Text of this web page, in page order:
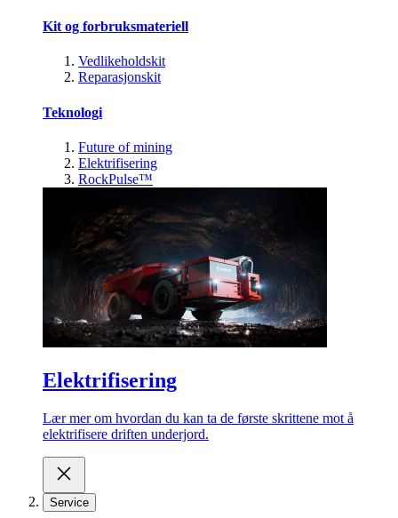
Kit og forbruksmateriell
Vedlikeholdskit
Reparasjonskit
Teknologi
Future of mining
Elektrifisering
RockPulse™
Elektrifisering
Lær mer om hvordan du kan ta de første skrittene mot å
elektrifisere driften underjord.
Service